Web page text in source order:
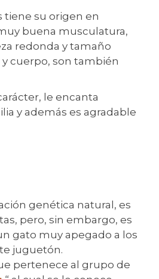
tiene su origen en
buena musculatura,
redonda y tamaño
cuerpo, son también
le encanta
y además es agradable
genética natural, es
pero, sin embargo, es
gato muy apegado a los
juguetón.
pertenece al grupo de